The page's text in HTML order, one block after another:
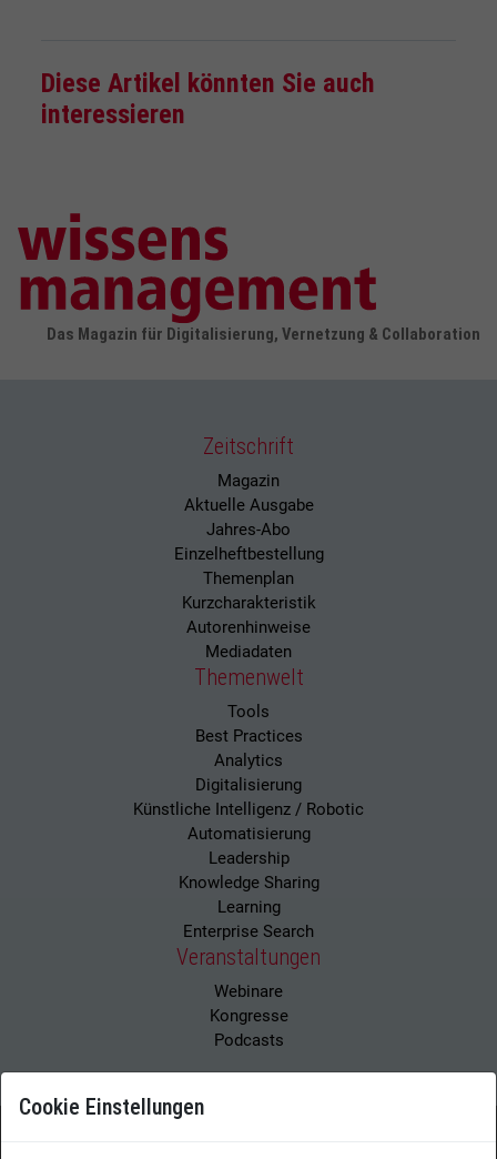
Diese Artikel könnten Sie auch
interessieren
Das Magazin für Digitalisierung, Vernetzung & Collaboration
Zeitschrift
Magazin
Aktuelle Ausgabe
Jahres-Abo
Einzelheftbestellung
Themenplan
Kurzcharakteristik
Autorenhinweise
Mediadaten
Themenwelt
Tools
Best Practices
Analytics
Digitalisierung
Künstliche Intelligenz / Robotic
Automatisierung
Leadership
Knowledge Sharing
Learning
Enterprise Search
Veranstaltungen
Webinare
Kongresse
Podcasts
Cookie Einstellungen